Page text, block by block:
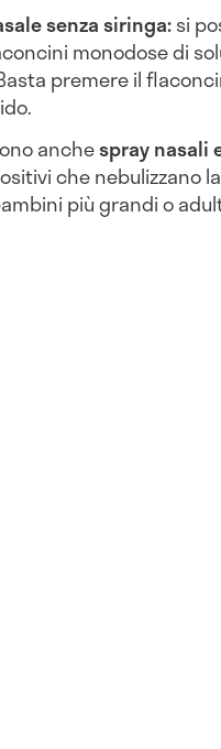
senza siringa:si
monodose di
premere il
anchespray nasali
che nebulizzano
più grandi o